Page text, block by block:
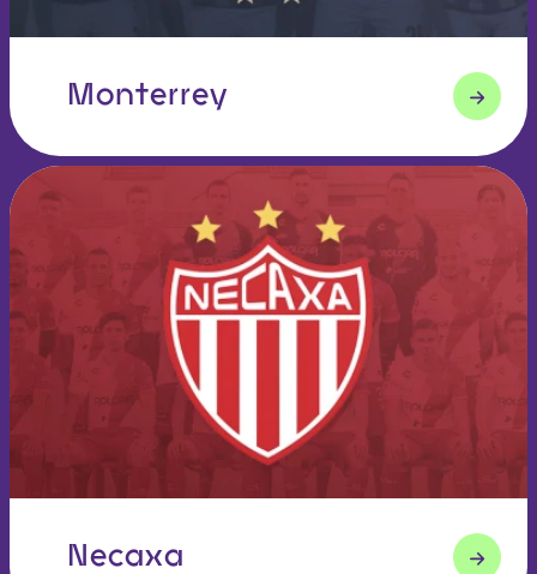
Monterrey
Necaxa